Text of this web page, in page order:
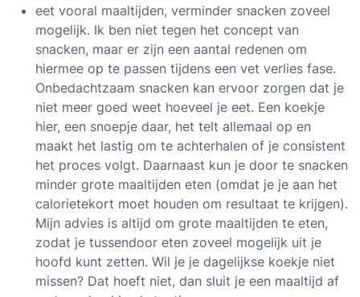
eet vooral maaltijden, verminder snacken zoveel
mogelijk. Ik ben niet tegen het concept van
snacken, maar er zijn een aantal redenen om
hiermee op te passen tijdens een vet verlies fase.
Onbedachtzaam snacken kan ervoor zorgen dat je
niet meer goed weet hoeveel je eet. Een koekje
hier, een snoepje daar, het telt allemaal op en
maakt het lastig om te achterhalen of je consistent
het proces volgt. Daarnaast kun je door te snacken
minder grote maaltijden eten (omdat je je aan het
calorietekort moet houden om resultaat te krijgen).
Mijn advies is altijd om grote maaltijden te eten,
zodat je tussendoor eten zoveel mogelijk uit je
hoofd kunt zetten. Wil je je dagelijkse koekje niet
missen? Dat hoeft niet, dan sluit je een maaltijd af